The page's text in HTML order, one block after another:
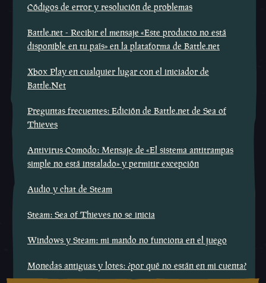
Códigos de error y resolución de problemas
Battle.net - Recibir el mensaje «Este producto no está
disponible en tu país» en la plataforma de Battle.net
Xbox Play en cualquier lugar con el iniciador de
Battle.Net
Preguntas frecuentes: Edición de Battle.net de Sea of
Thieves
Antivirus Comodo: Mensaje de «El sistema antitrampas
simple no está instalado» y permitir excepción
Audio y chat de Steam
Steam: Sea of Thieves no se inicia
Windows y Steam: mi mando no funciona en el juego
Monedas antiguas y lotes: ¿por qué no están en mi cuenta?